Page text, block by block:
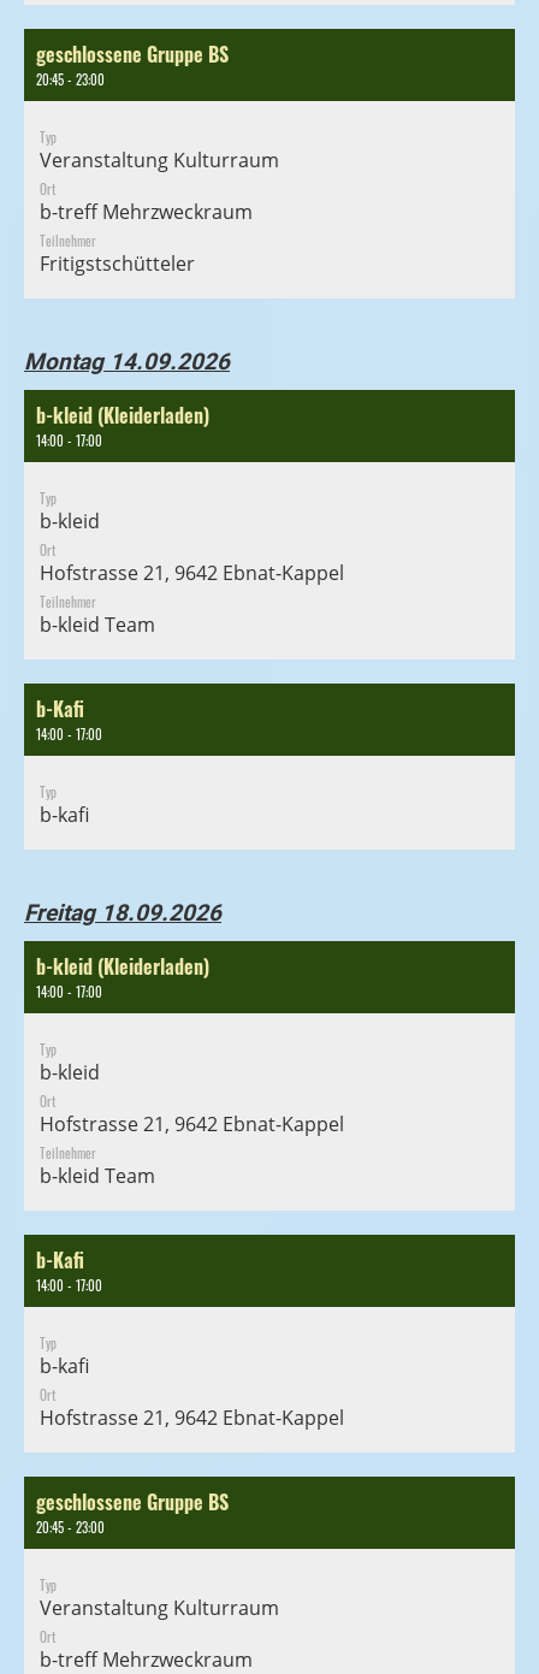
geschlossene Gruppe BS
20:45 - 23:00
Typ
Veranstaltung Kulturraum
Ort
b-treff Mehrzweckraum
Teilnehmer
Fritigstschütteler
Montag 14.09.2026
b-kleid (Kleiderladen)
14:00 - 17:00
Typ
b-kleid
Ort
Hofstrasse 21, 9642 Ebnat-Kappel
Teilnehmer
b-kleid Team
b-Kafi
14:00 - 17:00
Typ
b-kafi
Freitag 18.09.2026
b-kleid (Kleiderladen)
14:00 - 17:00
Typ
b-kleid
Ort
Hofstrasse 21, 9642 Ebnat-Kappel
Teilnehmer
b-kleid Team
b-Kafi
14:00 - 17:00
Typ
b-kafi
Ort
Hofstrasse 21, 9642 Ebnat-Kappel
geschlossene Gruppe BS
20:45 - 23:00
Typ
Veranstaltung Kulturraum
Ort
b-treff Mehrzweckraum